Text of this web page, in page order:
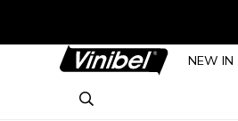
NEW IN